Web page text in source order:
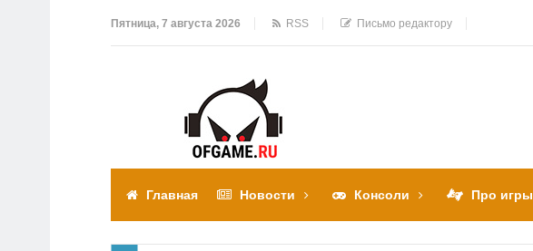
Пятница, 7 августа 2026 RSS Письмо редактору
Главная Новости Консоли Про игры